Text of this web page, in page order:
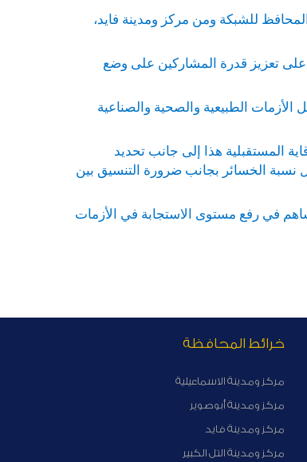
للشبكة ومن مركز ومدينة فايد،
على تعزيز قدرة المشاركين على وضع
الطبيعية والصحية والصناعية
المستقبلية هذا إلى جانب تحديد
نسبة الخسائر بجانب ضرورة التنسيق بين
في رفع مستوى الاستجابة في الأزمات
خرائط المحافظة
مركز ومدينة الاسماعيلية
مركز ومدينة أبوصوير
مركز ومدينة فايد
مركز ومدينة التل الكبير